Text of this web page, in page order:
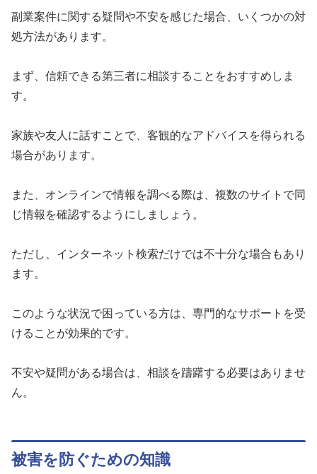
副業案件に関する疑問や不安を感じた場合、いくつかの対
処方法があります。
まず、信頼できる第三者に相談することをおすすめしま
す。
家族や友人に話すことで、客観的なアドバイスを得られる
場合があります。
また、オンラインで情報を調べる際は、複数のサイトで同
じ情報を確認するようにしましょう。
ただし、インターネット検索だけでは不十分な場合もあり
ます。
このような状況で困っている方は、専門的なサポートを受
けることが効果的です。
不安や疑問がある場合は、相談を躊躇する必要はありませ
ん。
被害を防ぐための知識